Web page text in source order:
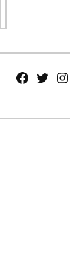
fb Tw tw